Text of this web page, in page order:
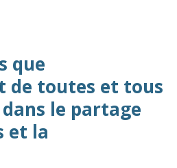
que
de toutes et tous
le partage
et la